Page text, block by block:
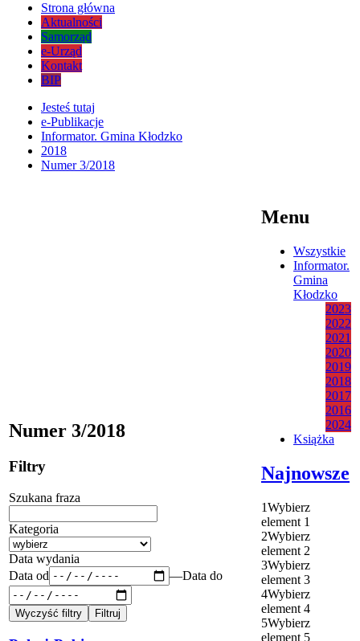
Strona główna
Aktualności
Samorząd
e-Urząd
Kontakt
BIP
Jesteś tutaj
e-Publikacje
Informator. Gmina Kłodzko
2018
Numer 3/2018
Numer 3/2018
Filtry
Szukana fraza
Kategoria
Data wydania
Data od
—Data do
Menu
Wszystkie
Informator.
Gmina
Kłodzko
2023
2022
2021
2020
2019
2018
2017
2016
2024
Książka
Najnowsze
1Wybierz
element 1
2Wybierz
element 2
3Wybierz
element 3
4Wybierz
element 4
5Wybierz
element 5